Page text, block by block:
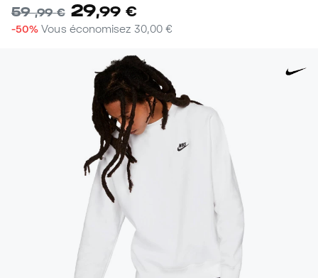
59,99 € 29,99 €
-50% Vous économisez 30,00 €